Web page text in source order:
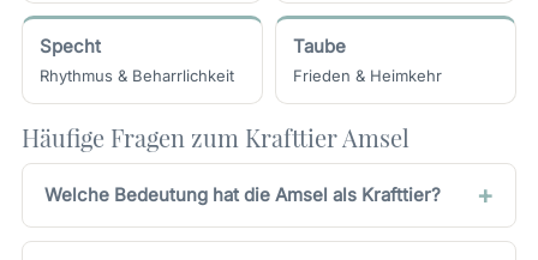
Specht
Rhythmus & Beharrlichkeit
Taube
Frieden & Heimkehr
Häufige Fragen zum Krafttier Amsel
Welche Bedeutung hat die Amsel als Krafttier?